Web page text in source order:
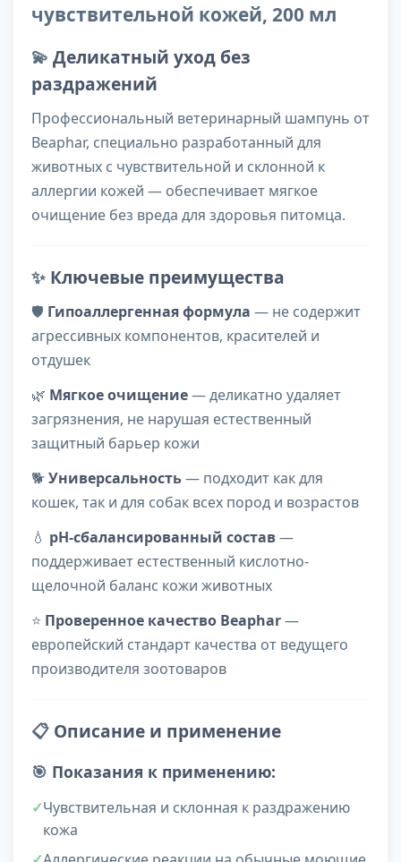
чувствительной кожей, 200 мл
💫 Деликатный уход без
раздражений
Профессиональный ветеринарный шампунь от
Beaphar, специально разработанный для
животных с чувствительной и склонной к
аллергии кожей — обеспечивает мягкое
очищение без вреда для здоровья питомца.
✨ Ключевые преимущества
🛡️ Гипоаллергенная формула — не содержит
агрессивных компонентов, красителей и
отдушек
🌿 Мягкое очищение— деликатно удаляет
загрязнения, не нарушая естественный
защитный барьер кожи
🐕Универсальность— подходит как для
кошек, так и для собак всех пород и возрастов
💧 pH-сбалансированный состав—
поддерживает естественный кислотно-
щелочной баланс кожи животных
⭐ Проверенное качество Beaphar—
европейский стандарт качества от ведущего
производителя зоотоваров
📋 Описание и применение
🎯 Показания к применению:
Чувствительная и склонная к раздражению
кожа